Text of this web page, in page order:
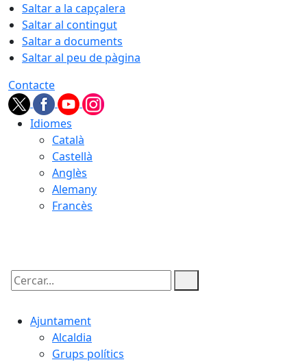
Saltar a la capçalera
Saltar al contingut
Saltar a documents
Saltar al peu de pàgina
Contacte
Idiomes
Català
Castellà
Anglès
Alemany
Francès
Cercar:
Ajuntament
Alcaldia
Grups polítics